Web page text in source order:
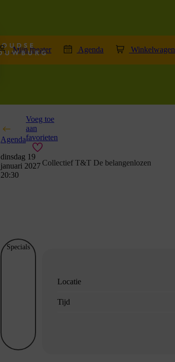
Mijn theater Agenda Winkelwagen
Agenda
Voeg toe
aan
favorieten
dinsdag 19
januari 2027
20:30
Collectief T&T De belangenlozen
Specials
Locatie
Tijd